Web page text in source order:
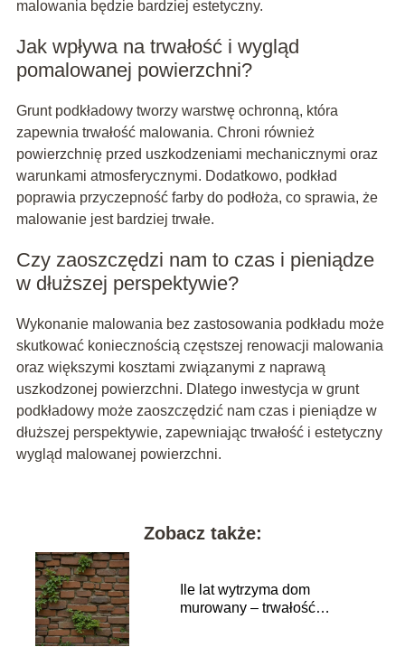
malowania będzie bardziej estetyczny.
Jak wpływa na trwałość i wygląd
pomalowanej powierzchni?
Grunt podkładowy tworzy warstwę ochronną, która
zapewnia trwałość malowania. Chroni również
powierzchnię przed uszkodzeniami mechanicznymi oraz
warunkami atmosferycznymi. Dodatkowo, podkład
poprawia przyczepność farby do podłoża, co sprawia, że
malowanie jest bardziej trwałe.
Czy zaoszczędzi nam to czas i pieniądze
w dłuższej perspektywie?
Wykonanie malowania bez zastosowania podkładu może
skutkować koniecznością częstszej renowacji malowania
oraz większymi kosztami związanymi z naprawą
uszkodzonej powierzchni. Dlatego inwestycja w grunt
podkładowy może zaoszczędzić nam czas i pieniądze w
dłuższej perspektywie, zapewniając trwałość i estetyczny
wygląd malowanej powierzchni.
Zobacz także:
Ile lat wytrzyma dom
murowany – trwałość